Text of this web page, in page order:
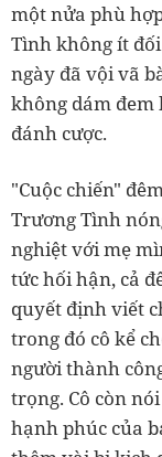
một nửa phù
Tình không ít
ngày đã vội vã
không dám đem
đánh cược.
"Cuộc chiến"
Trương Tình
nghiệt với mẹ
tức hối hận, cả
quyết định viết
trong đó cô kể
người thành
trọng. Cô còn
hạnh phúc của